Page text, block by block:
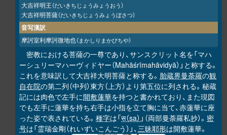
大吉祥明王（だいきちじょうみょうおう）
大吉祥明菩薩（だいきちじょうみょうぼさつ）
音写漢訳
摩訶室利摩訶微地也（まかしりまかびちや）
密教における菩薩の一尊であり、サンスクリット名を「マハ
ーシュリーマハーヴィドヤー（Mahāśrīmahāvidyā）」と称する。
これを意味訳して大吉祥大明菩薩と称する。 胎蔵界曼荼羅の観
自在院の第二列（中列）東方（上方）より第五位に列される。秘蔵
記には肉色で左手に開敷蓮華を持つと書かれており、また現図
でも左手に蓮華を持ち右手は小指を立て胸に当て、赤蓮華に座
った姿で表されている。 種字は「स（sa） 」（両部曼荼羅私抄）。 密
号は「霊瑞金剛（れいずいこんごう）」、三昧耶形は開敷蓮華。